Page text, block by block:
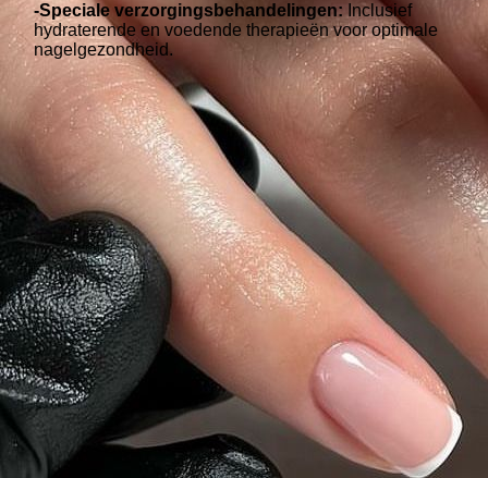
-Speciale verzorgingsbehandelingen: Inclusief
hydraterende en voedende therapieën voor optimale
nagelgezondheid.